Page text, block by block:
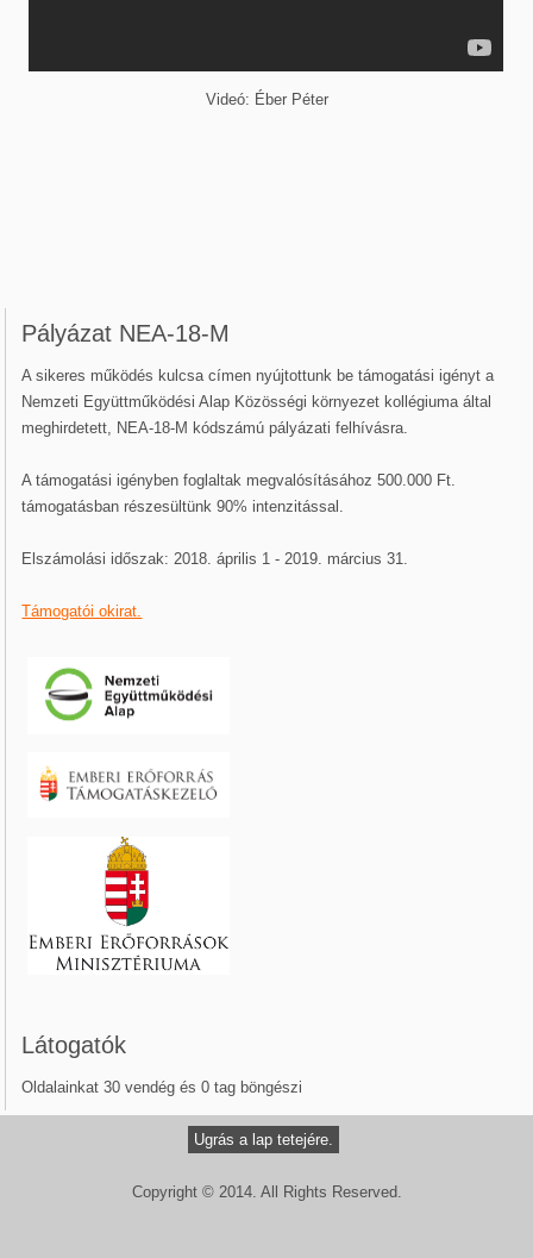
Videó: Éber Péter
Pályázat NEA-18-M
A sikeres működés kulcsa címen nyújtottunk be támogatási igényt a
Nemzeti Együttműködési Alap Közösségi környezet kollégiuma által
meghirdetett, NEA-18-M kódszámú pályázati felhívásra.
A támogatási igényben foglaltak megvalósításához 500.000 Ft.
támogatásban részesültünk 90% intenzitással.
Elszámolási időszak: 2018. április 1 - 2019. március 31.
Támogatói okirat.
Látogatók
Oldalainkat 30 vendég és 0 tag böngészi
Ugrás a lap tetejére.
Copyright © 2014. All Rights Reserved.